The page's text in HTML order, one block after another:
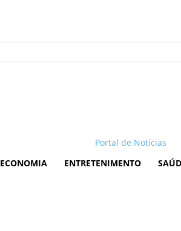
Portal de Notícias
ECONOMIA ENTRETENIMENTO